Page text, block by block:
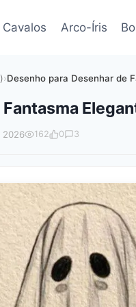
Cavalos Arco-Íris
›Desenho para Desenhar de
2026 162 0 3